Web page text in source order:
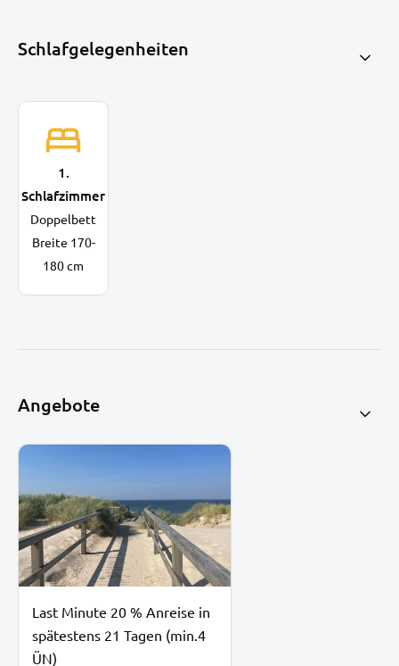
Schlafgelegenheiten
1.
Schlafzimmer
Doppelbett
Breite 170-
180 cm
Angebote
Last Minute 20 % Anreise in
spätestens 21 Tagen (min.4
ÜN)